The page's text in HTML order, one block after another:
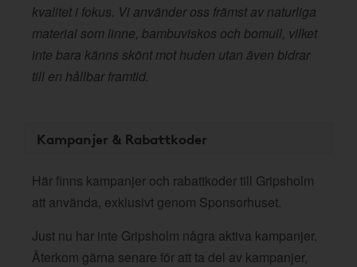
kvalitet i fokus. Vi använder oss främst av naturliga
material som linne, bambuviskos och bomull, vilket
inte bara känns skönt mot huden utan även bidrar
till en hållbar framtid.
Kampanjer & Rabattkoder
Här finns kampanjer och rabattkoder till Gripsholm
att använda, exklusivt genom Sponsorhuset.
Just nu har inte Gripsholm några aktiva kampanjer.
Återkom gärna senare för att ta del av kampanjer,